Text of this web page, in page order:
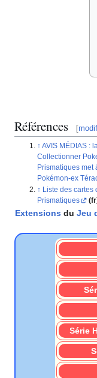
Références [
AVIS MÉDIAS :
Collectionner
Prismatiques met
Pokémon-ex
Liste des cartes
Prismatiques
Extensions du Jeu
Série